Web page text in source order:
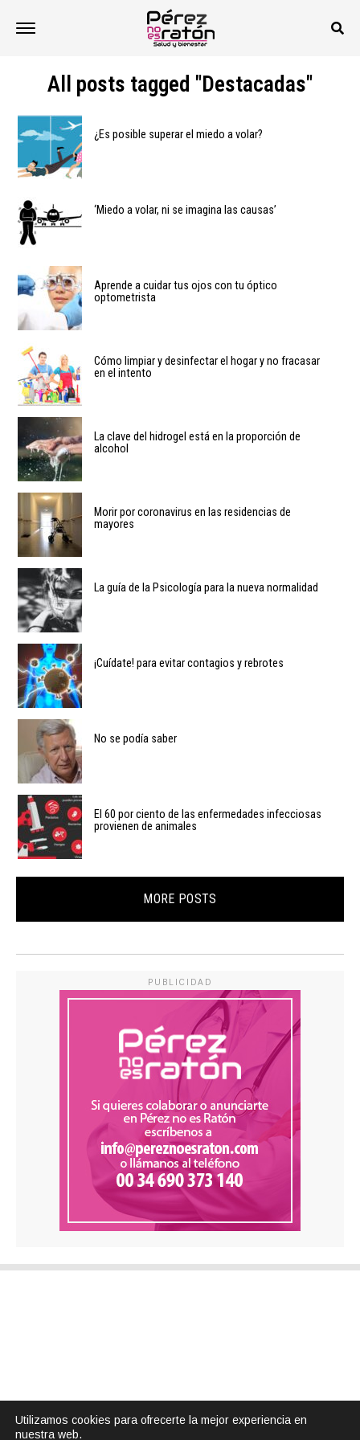
All posts tagged "Destacadas"
¿Es posible superar el miedo a volar?
‘Miedo a volar, ni se imagina las causas’
Aprende a cuidar tus ojos con tu óptico
optometrista
Cómo limpiar y desinfectar el hogar y no fracasar
en el intento
La clave del hidrogel está en la proporción de
alcohol
Morir por coronavirus en las residencias de
mayores
La guía de la Psicología para la nueva normalidad
¡Cuídate! para evitar contagios y rebrotes
No se podía saber
El 60 por ciento de las enfermedades infecciosas
provienen de animales
MORE POSTS
PUBLICIDAD
Utilizamos cookies para ofrecerte la mejor experiencia en
nuestra web.